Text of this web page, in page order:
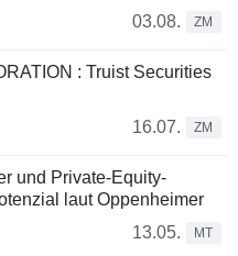
03.08.
ZM
: Truist Securities
16.07.
ZM
und Private-Equity-
laut Oppenheimer
13.05.
MT